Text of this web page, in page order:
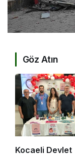
Göz Atın
Kocaeli Devlet